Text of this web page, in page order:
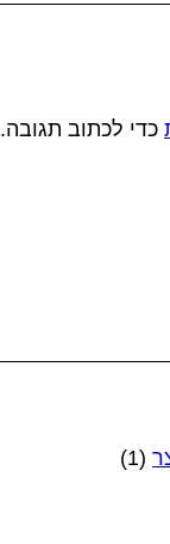
כדי לכתוב תגובה.
(1)